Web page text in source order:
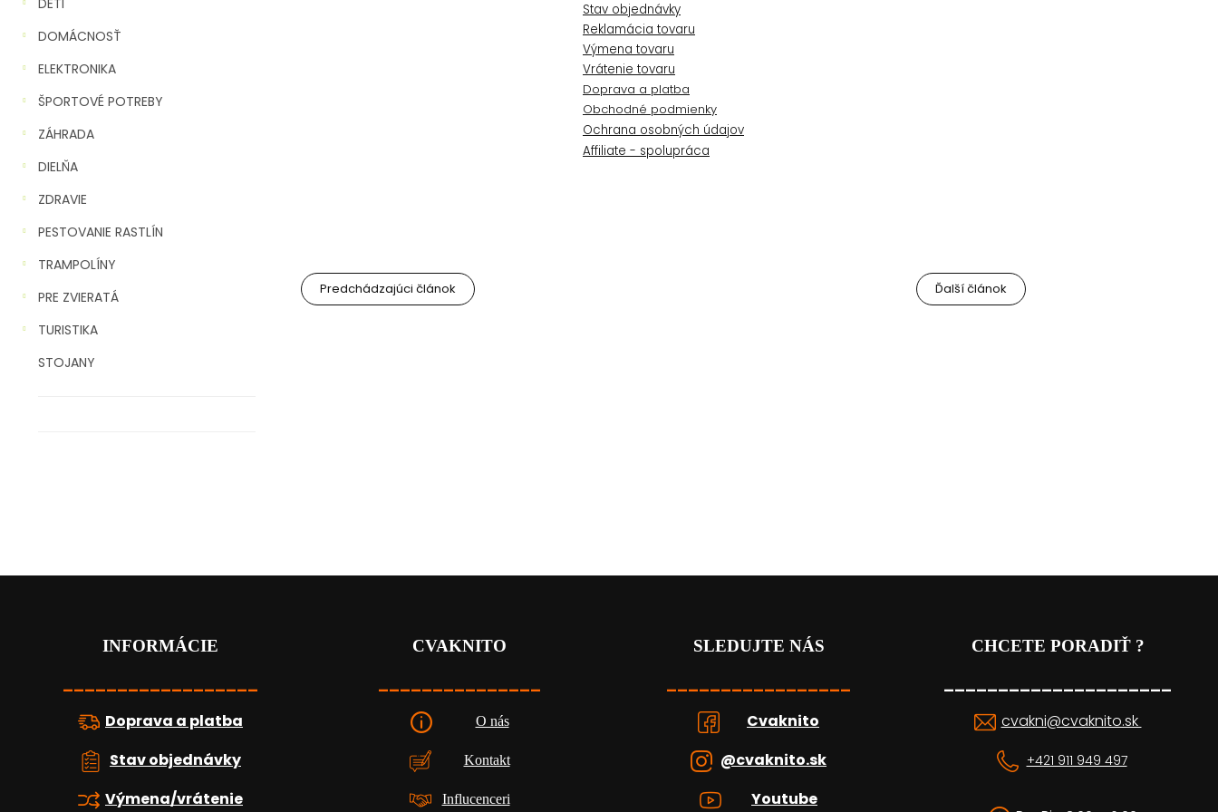
l
DETI
DOMÁCNOSŤ
ELEKTRONIKA
ŠPORTOVÉ POTREBY
ZÁHRADA
DIELŇA
ZDRAVIE
PESTOVANIE RASTLÍN
TRAMPOLÍNY
PRE ZVIERATÁ
TURISTIKA
STOJANY
Stav objednávky
Reklamácia tovaru
Výmena tovaru
Vrátenie tovaru
Doprava a platba
Obchodné podmienky
Ochrana osobných údajov
Affiliate - spolupráca
Predchádzajúci článok Ďalší článok
INFORMÁCIE
__________________
Doprava a platba
Stav objednávky
Výmena/vrátenie
CVAKNITO
_______________
O nás
Kontakt
Influcenceri
SLEDUJTE NÁS
_________________
Cvaknito
@cvaknito.sk
Youtube
CHCETE PORADIŤ ?
_____________________
cvakni@cvaknito.sk
+421 911 949 497